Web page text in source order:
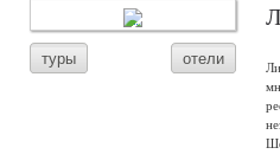
туры отели